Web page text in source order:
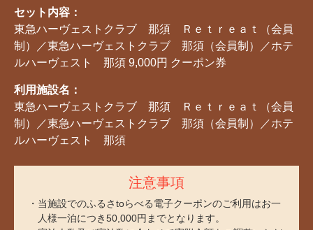
セット内容：
東急ハーヴェストクラブ 那須 Ｒｅｔｒｅａｔ（会員
制）／東急ハーヴェストクラブ 那須（会員制）／ホテ
ルハーヴェスト 那須 9,000円 クーポン券
利用施設名：
東急ハーヴェストクラブ 那須 Ｒｅｔｒｅａｔ（会員
制）／東急ハーヴェストクラブ 那須（会員制）／ホテ
ルハーヴェスト 那須
注意事項
当施設でのふるさtoらべる電子クーポンのご利用はお一
人様一泊につき50,000円までとなります。